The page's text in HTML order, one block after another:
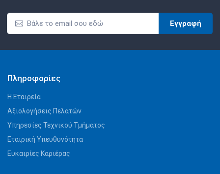
Εγγραφή
Πληροφορίες
Η Εταιρεία
Αξιολογήσεις Πελατών
Υπηρεσίες Τεχνικού Τμήματος
Εταιρική Υπευθυνότητα
Ευκαιρίες Καριέρας